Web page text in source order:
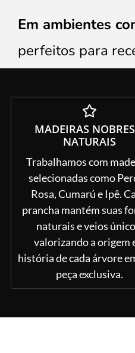
Em ambientes
perfeitos para
MADEIRAS
NATURAIS
Trabalhamos com
selecionadas como
Rosa, Cumarú e Ipê.
prancha mantém suas
naturais e veios
valorizando a origem
história de cada árvore
peça exclusiva.